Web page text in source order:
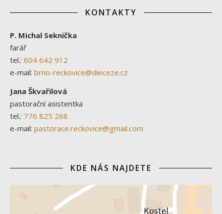
KONTAKTY
P. Michal Seknička
farář
tel.: 604 642 912
e-mail: brno-reckovice@dieceze.cz
Jana Škvařilová
pastorační asistentka
tel.: 776 825 268
e-mail: pastorace.reckovice@gmail.com
KDE NÁS NAJDETE